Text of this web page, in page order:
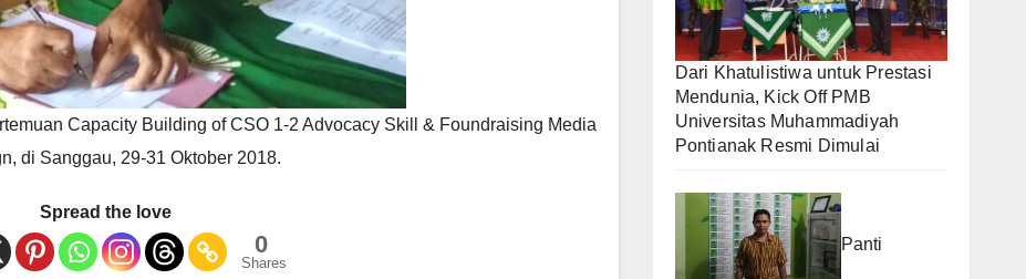
Capacity Building of CSO 1-2 Advocacy Skill & Foundraising Media
di Sanggau, 29-31 Oktober 2018.
Spread the love
0
Shares
Dari Khatulistiwa untuk Prestasi
Mendunia, Kick Off PMB
Universitas Muhammadiyah
Pontianak Resmi Dimulai
Panti